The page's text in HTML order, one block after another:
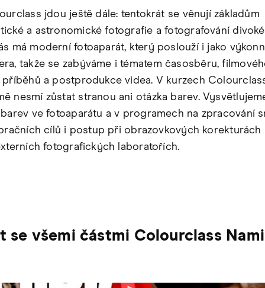
jdou ještě dále: tentokrát se věnují základům
a astronomické fotografie a fotografování
má moderní fotoaparát, který poslouží i jako
takže se zabýváme i tématem časosběru,
a postprodukce videa. V kurzech
nesmí zůstat stranou ani otázka barev.
ve fotoaparátu a v programech na zpracování
cílů i postup při obrazovkových korekturách
fotografických laboratořích.
se všemi částmi Colourclass